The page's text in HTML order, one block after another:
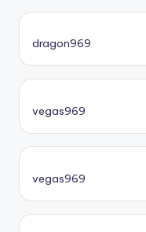
dragon969
vegas969
vegas969